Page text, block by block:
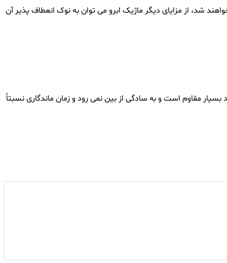
شد، از مزایای دیگر ماژیک ابرو می توان به نوک انعطاف پذیر آن
بسیار مقاوم است و به سادگی از بین نمی رود و زمان ماندگاری نسبتاً